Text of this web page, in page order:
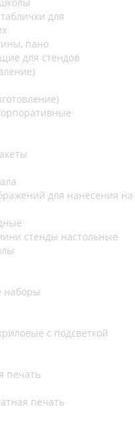
для
пано
для стендов
для нанесения на
стенды настольные
наборы
с подсветкой
печать
печать